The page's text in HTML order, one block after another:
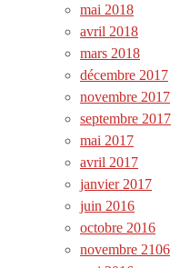
mai 2018
avril 2018
mars 2018
décembre 2017
novembre 2017
septembre 2017
mai 2017
avril 2017
janvier 2017
juin 2016
octobre 2016
novembre 2106